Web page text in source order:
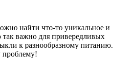
найти что-то уникальное и
так важно для привередливых
к разнообразному питанию.
проблему!